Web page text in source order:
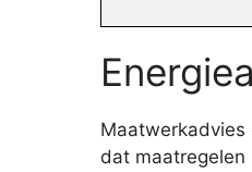
Maatwerkadvies
dat